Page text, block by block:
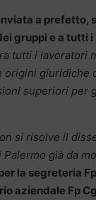
a prefetto,
gruppi e a tutti i
tutti i lavoratori
giuridiche
superiori per
si risolve il
già da
la segreteria
aziendale Fp